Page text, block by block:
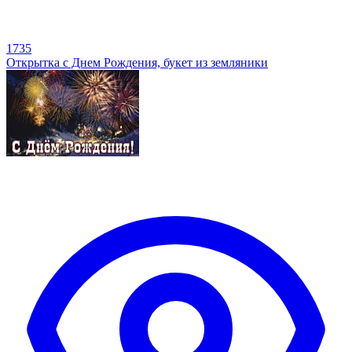
1735
Открытка с Днем Рождения, букет из земляники